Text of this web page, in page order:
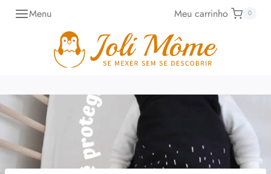
Pular Menu Meu carrinho 0